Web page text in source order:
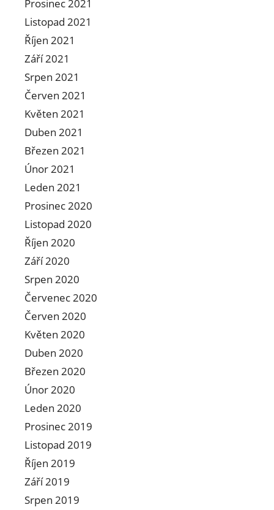
Prosinec 2021
Listopad 2021
Říjen 2021
Září 2021
Srpen 2021
Červen 2021
Květen 2021
Duben 2021
Březen 2021
Únor 2021
Leden 2021
Prosinec 2020
Listopad 2020
Říjen 2020
Září 2020
Srpen 2020
Červenec 2020
Červen 2020
Květen 2020
Duben 2020
Březen 2020
Únor 2020
Leden 2020
Prosinec 2019
Listopad 2019
Říjen 2019
Září 2019
Srpen 2019